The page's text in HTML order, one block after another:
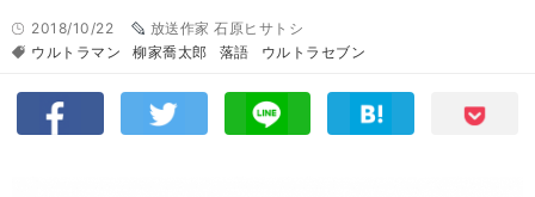
2018/10/22
放送作家 石原ヒサトシ
ウルトラマン
柳家喬太郎 落語 ウルトラセブン